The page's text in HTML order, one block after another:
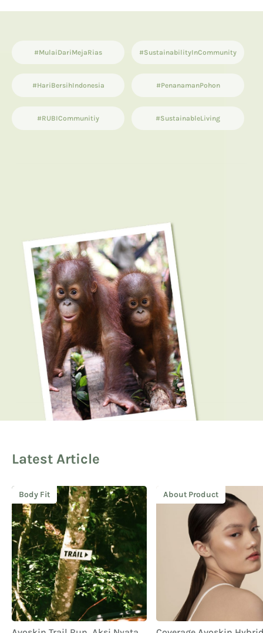
#MulaiDariMejaRias #SustainabilityInCommunity
#HariBersihIndonesia #PenanamanPohon
#RUBICommunitiy #SustainableLiving
Latest Article
Body Fit About Product